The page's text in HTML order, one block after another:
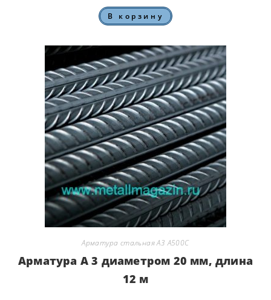
В корзину
Арматура стальная А3 А500С
Арматура А 3 диаметром 20 мм, длина
12 м